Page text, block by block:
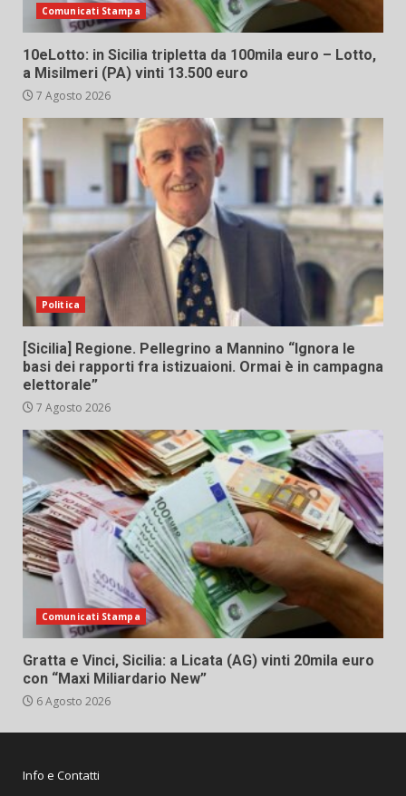
Comunicati Stampa
10eLotto: in Sicilia tripletta da 100mila euro – Lotto,
a Misilmeri (PA) vinti 13.500 euro
7 Agosto 2026
Politica
[Sicilia] Regione. Pellegrino a Mannino “Ignora le
basi dei rapporti fra istizuaioni. Ormai è in campagna
elettorale”
7 Agosto 2026
Comunicati Stampa
Gratta e Vinci, Sicilia: a Licata (AG) vinti 20mila euro
con “Maxi Miliardario New”
6 Agosto 2026
Info e Contatti